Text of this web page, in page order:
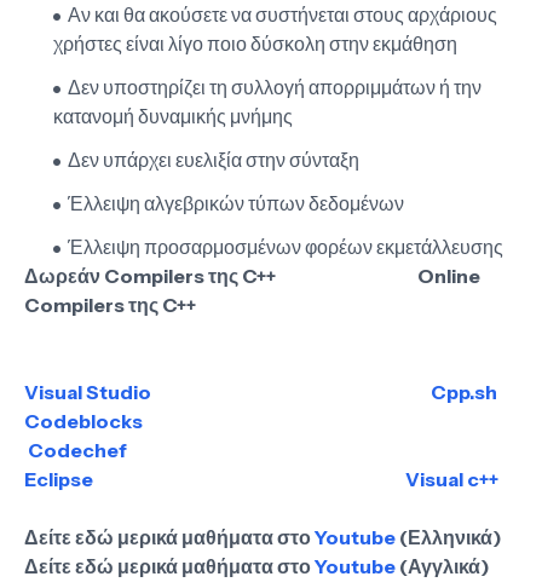
Αν και θα ακούσετε να συστήνεται στους αρχάριους
χρήστες είναι λίγο ποιο δύσκολη στην εκμάθηση
Δεν υποστηρίζει τη συλλογή απορριμμάτων ή την
κατανομή δυναμικής μνήμης
Δεν υπάρχει ευελιξία στην σύνταξη
Έλλειψη αλγεβρικών τύπων δεδομένων
Έλλειψη προσαρμοσμένων φορέων εκμετάλλευσης
Δωρεάν Compilers της C++ Online
Compilers της C++
Visual Studio
Cpp.sh
Codeblocks
Codechef
Eclipse
Visual c++
Δείτε εδώ μερικά μαθήματα στοYoutube (Ελληνικά)
Δείτε εδώ μερικά μαθήματα στοYoutube (Αγγλικά)